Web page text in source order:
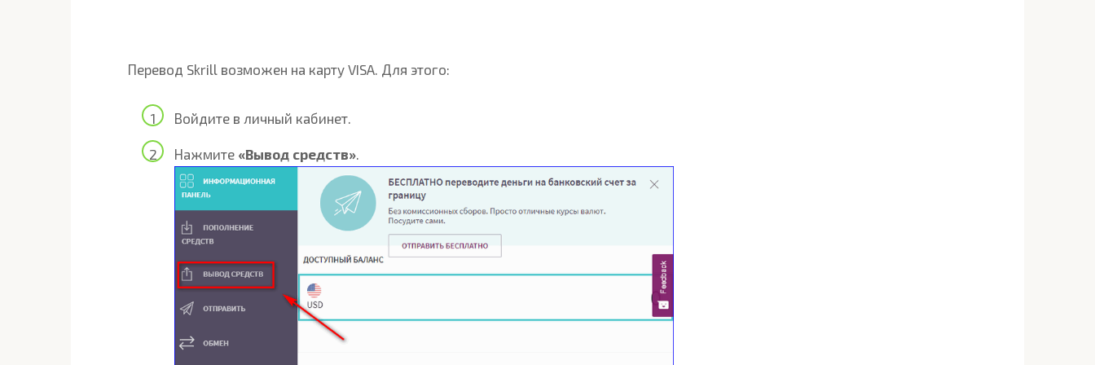
Перевод Skrill возможен на карту VISA. Для этого:
Войдите в личный кабинет.
Нажмите «Вывод средств».